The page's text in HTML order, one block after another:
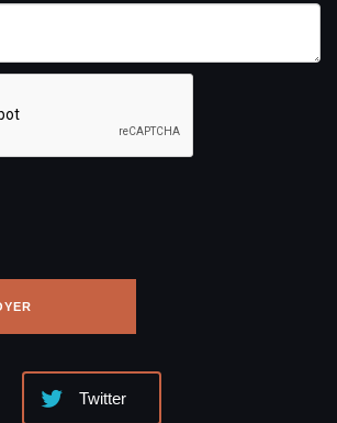
Twitter